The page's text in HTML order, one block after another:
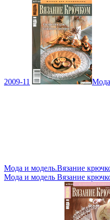
2009-11
Мода и модель.Вязание
Мода и модель Вязание